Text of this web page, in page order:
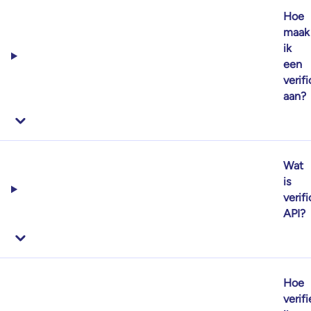
Hoe
maak
ik
een
aan?
Wat
is
API?
Hoe